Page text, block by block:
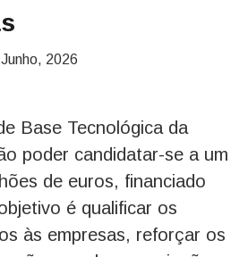
2026
Base Tecnológica da
poder candidatar-se a um
de euros, financiado
é qualificar os
às empresas, reforçar os